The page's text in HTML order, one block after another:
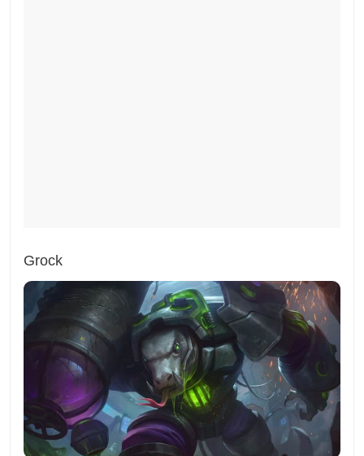
Grock